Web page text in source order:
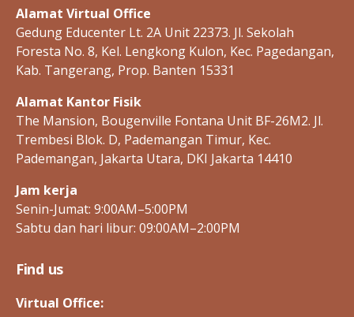
Alamat Virtual Office
Gedung Educenter Lt. 2A Unit 22373. Jl. Sekolah
Foresta No. 8, Kel. Lengkong Kulon, Kec. Pagedangan,
Kab. Tangerang, Prop. Banten 15331
Alamat Kantor Fisik
The Mansion, Bougenville Fontana Unit BF-26M2. Jl.
Trembesi Blok. D, Pademangan Timur, Kec.
Pademangan, Jakarta Utara, DKI Jakarta 14410
Jam kerja
Senin-Jumat: 9:00AM–5:00PM
Sabtu dan hari libur: 09:00AM–2:00PM
Find us
Virtual Office: